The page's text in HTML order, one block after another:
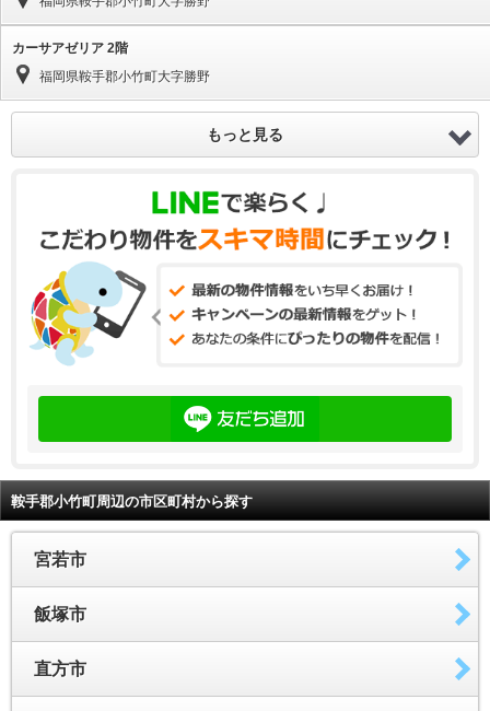
カーサアゼリア 2階
福岡県鞍手郡小竹町大字勝野
もっと見る
鞍手郡小竹町周辺の市区町村から探す
宮若市
飯塚市
直方市